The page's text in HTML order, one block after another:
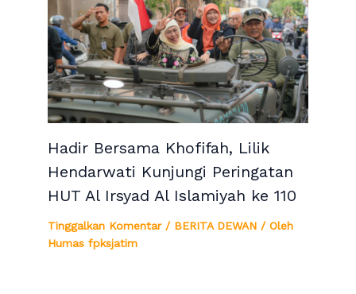
Hadir Bersama Khofifah, Lilik
Hendarwati Kunjungi Peringatan
HUT Al Irsyad Al Islamiyah ke 110
Tinggalkan Komentar / BERITA DEWAN / Oleh
Humas fpksjatim